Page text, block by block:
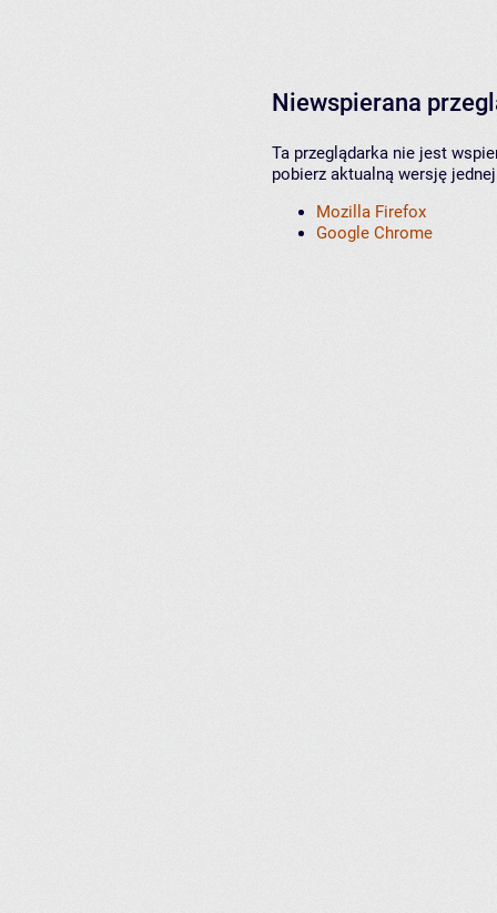
Niewspierana
Ta przeglądarka nie jest
pobierz aktualną wersję
Mozilla Firefox
Google Chrome